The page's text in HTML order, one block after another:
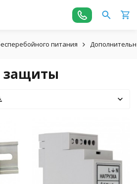
питания
защиты